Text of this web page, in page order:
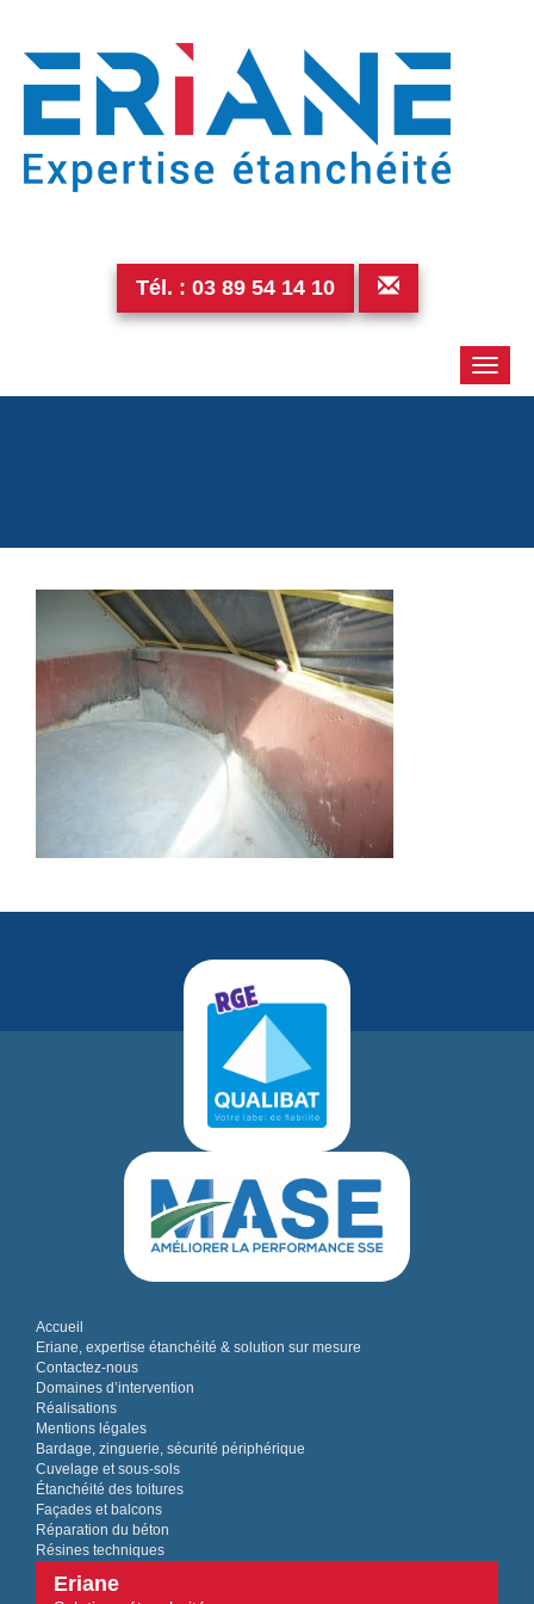
Tél. : 03 89 54 14 10
Toggle
Accueil
Eriane, expertise étanchéité & solution sur mesure
Contactez-nous
Domaines d’intervention
Réalisations
Mentions légales
Bardage, zinguerie, sécurité périphérique
Cuvelage et sous-sols
Étanchéité des toitures
Façades et balcons
Réparation du béton
Résines techniques
Eriane